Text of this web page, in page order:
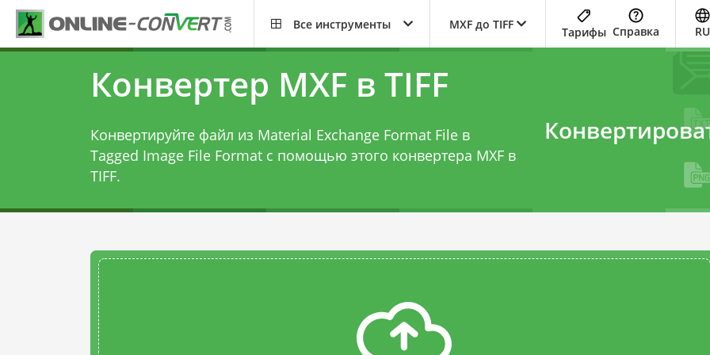
Все инструменты MXF до TIFF
Тарифы Справка RU
Конвертер MXF в TIFF
Конвертируйте файл из Material Exchange Format File в
Tagged Image File Format с помощью этого конвертера MXF в
TIFF.